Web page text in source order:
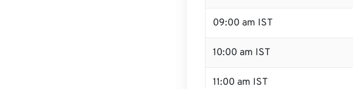
09:00 am IST
10:00 am IST
11:00 am IST